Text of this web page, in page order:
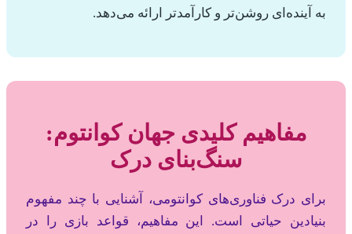
به آینده‌ای روشن‌تر و کارآمدتر ارائه می‌دهد.
مفاهیم کلیدی جهان کوانتوم:
سنگ‌بنای درک
برای درک فناوری‌های کوانتومی، آشنایی با چند مفهوم
بنیادین حیاتی است. این مفاهیم، قواعد بازی را در